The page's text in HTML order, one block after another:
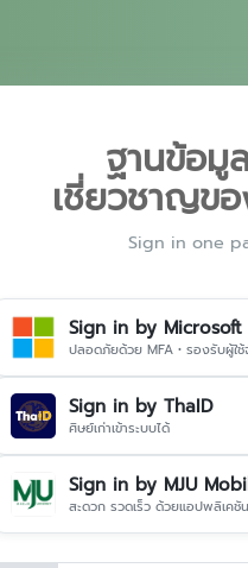
ฐานข้อมู
เชี่ยวชาญข
Sign in one
Sign in by Microsoft
ปลอดภัยด้วย MFA • รองรับผู้ใช้
Sign in by ThaID
ศิษย์เก่าเข้าระบบได้
Sign in by MJU
สะดวก รวดเร็ว ด้วยแอปพลิเคชัน